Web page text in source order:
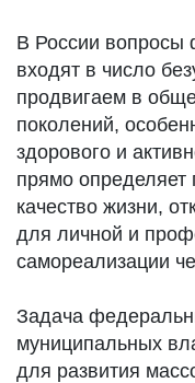
В России вопросы
входят в число
продвигаем в
поколений,
здорового и
прямо определяет
качество жизни,
для личной и
самореализации
Задача
муниципальных
для развития